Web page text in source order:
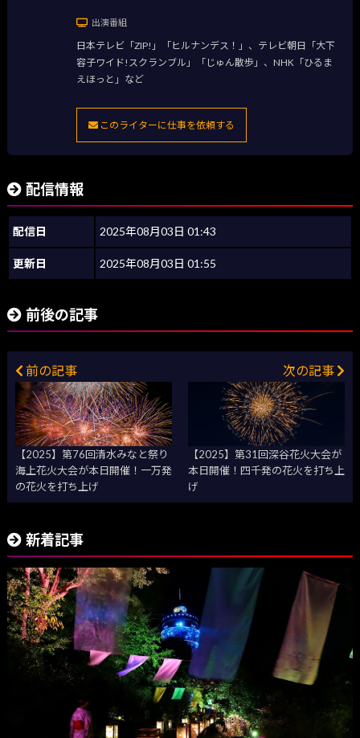
出演番組
日本テレビ「ZIP!」「ヒルナンデス！」、テレビ朝日「大下
容子ワイド!スクランブル」「じゅん散歩」、NHK「ひるま
えほっと」など
このライターに仕事を依頼する
配信情報
配信日 2025年08月03日 01:43
更新日 2025年08月03日 01:55
前後の記事
前の記事
【2025】第76回清水みなと祭り
海上花火大会が本日開催！一万発
の花火を打ち上げ
次の記事
【2025】第31回深谷花火大会が
本日開催！四千発の花火を打ち上
げ
新着記事